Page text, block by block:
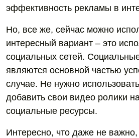
эффективность рекламы в
Но, все же, сейчас можно
интересный вариант – это
социальных сетей.
являются основной частью
случае. Не нужно
добавить свои видео ролики
социальные ресурсы.
Интересно, что даже не